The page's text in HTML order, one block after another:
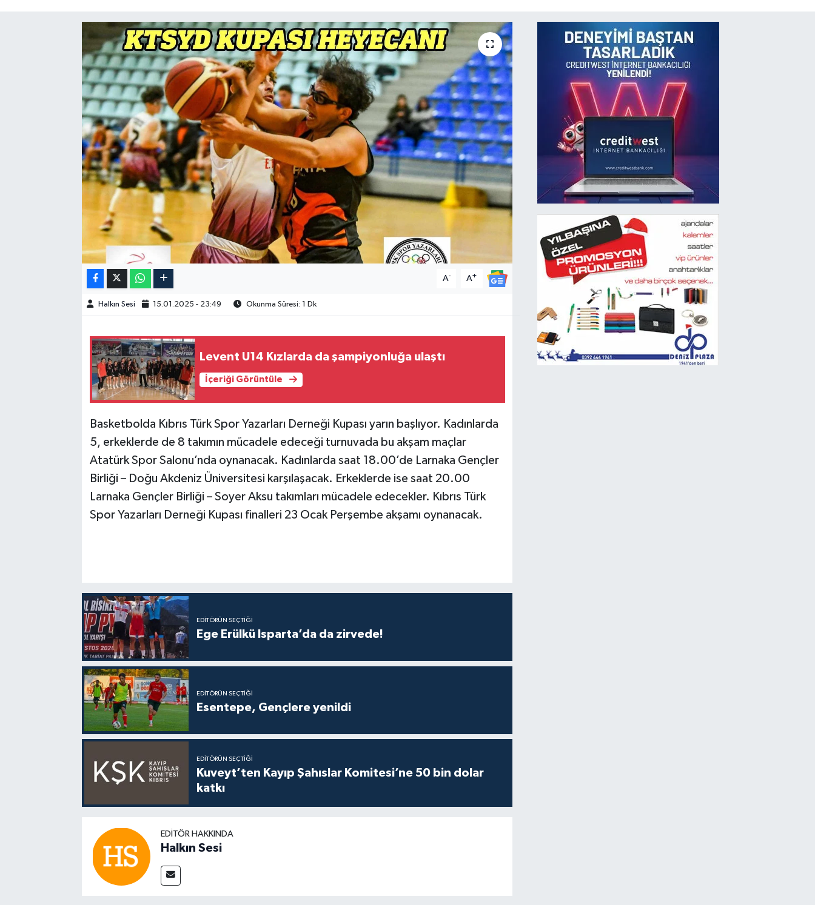
A- A+
Halkın Sesi 15.01.2025 - 23:49 Okunma Süresi: 1 Dk
Levent U14 Kızlarda da şampiyonluğa ulaştı
İçeriği Görüntüle
Basketbolda Kıbrıs Türk Spor Yazarları Derneği Kupası yarın başlıyor. Kadınlarda
5, erkeklerde de 8 takımın mücadele edeceği turnuvada bu akşam maçlar
Atatürk Spor Salonu’nda oynanacak. Kadınlarda saat 18.00’de Larnaka Gençler
Birliği – Doğu Akdeniz Üniversitesi karşılaşacak. Erkeklerde ise saat 20.00
Larnaka Gençler Birliği – Soyer Aksu takımları mücadele edecekler. Kıbrıs Türk
Spor Yazarları Derneği Kupası finalleri 23 Ocak Perşembe akşamı oynanacak.
EDITÖRÜN SEÇTIĞI
Ege Erülkü Isparta’da da zirvede!
EDITÖRÜN SEÇTIĞI
Esentepe, Gençlere yenildi
EDITÖRÜN SEÇTIĞI
Kuveyt’ten Kayıp Şahıslar Komitesi’ne 50 bin dolar
katkı
EDITÖR HAKKINDA
Halkın Sesi